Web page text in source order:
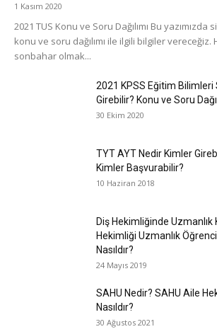
1 Kasım 2020
2021 TUS Konu ve Soru Dağılımı Bu yazımızda
konu ve soru dağılımı ile ilgili bilgiler vereceğiz.
sonbahar olmak...
2021 KPSS Eğitim Bilimleri
Girebilir? Konu ve Soru
30 Ekim 2020
TYT AYT Nedir Kimler
Kimler Başvurabilir?
10 Haziran 2018
Diş Hekimliğinde Uzmanlık
Hekimliği Uzmanlık
Nasıldır?
24 Mayıs 2019
SAHU Nedir? SAHU Aile
Nasıldır?
30 Ağustos 2021